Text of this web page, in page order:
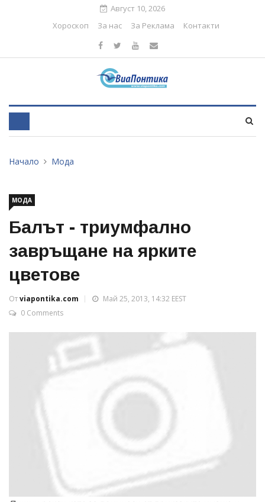
Август 10, 2026
Хороскоп
За нас За Реклама Контакти
Начало Мода
МОДА
Балът - триумфално
завръщане на ярките
цветове
Отviapontika.com
Май 25, 2013, 14:32 EEST
0 Comments